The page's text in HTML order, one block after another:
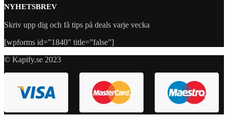
NYHETSBREV
Skriv upp dig och få tips på deals varje vecka
[wpforms id=”1840″ title=”false”]
© Kapify.se 2023